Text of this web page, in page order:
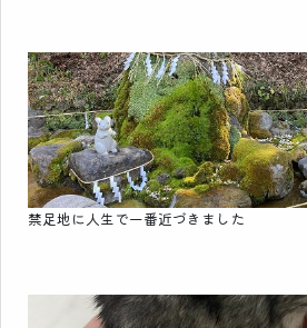
禁足地に人生で一番近づきました